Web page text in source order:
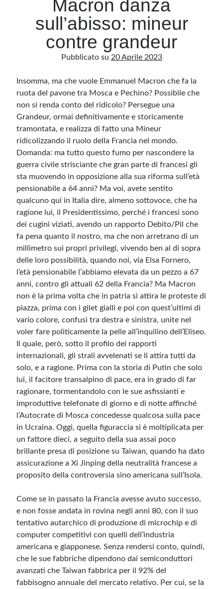
Archivio
Categorie
Categorie
Questo blog non rappresenta una testata giornalistica, in quanto viene aggiornato
senza alcuna periodicità. Non può pertanto considerarsi un prodotto editoriale ai
sensi della legge n· 62 del 7.03.2001. L’autore non è responsabile di quanto
pubblicato dai lettori nei commenti ai vari post. Saranno comunque cancellati quelli
ritenuti offensivi o lesivi dell’immagine o dell’onorabilità di terzi, di genere spam,
razzisti o che contengano dati personali non conformi al rispetto delle norme sulla
privacy. Alcune immagini inserite in questo blog sono tratte da Internet e, pertanto,
considerate di pubblico dominio. Qualora la loro pubblicazione violasse eventuali
immediatamente rimosse. L’autore del blog non è responsabile dei siti collegati
Meta
Feed dei contenuti
Feed dei commenti
WordPress.org
Macron danza
sull’abisso: mineur
contre grandeur
Pubblicato su 20 Aprile 2023
Insomma, ma che vuole Emmanuel Macron che fa la
ruota del pavone tra Mosca e Pechino? Possibile che
non si renda conto del ridicolo? Persegue una
Grandeur, ormai definitivamente e storicamente
tramontata, e realizza di fatto una Mineur
ridicolizzando il ruolo della Francia nel mondo.
Domanda: ma tutto questo fumo per nascondere la
guerra civile strisciante che gran parte di francesi gli
sta muovendo in opposizione alla sua riforma sull’età
pensionabile a 64 anni? Ma voi, avete sentito
qualcuno qui in Italia dire, almeno sottovoce, che ha
ragione lui, il Presidentissimo, perché i francesi sono
dei cugini viziati, avendo un rapporto Debito/Pil che
fa pena quanto il nostro, ma che non arretrano di un
millimetro sui propri privilegi, vivendo ben al di sopra
delle loro possibilità, quando noi, via Elsa Fornero,
l’età pensionabile l’abbiamo elevata da un pezzo a 67
anni, contro gli attuali 62 della Francia? Ma Macron
non è la prima volta che in patria si attira le proteste di
piazza, prima con i gilet gialli e poi con quest’ultimi di
vario colore, confusi tra destra e sinistra, unite nel
voler fare politicamente la pelle all’inquilino dell’Eliseo.
Il quale, però, sotto il profilo dei rapporti
internazionali, gli strali avvelenati se li attira tutti da
solo, e a ragione. Prima con la storia di Putin che solo
lui, il facitore transalpino di pace, era in grado di far
ragionare, tormentandolo con le sue asfissianti e
improduttive telefonate di giorno e di notte affinché
l’Autocrate di Mosca concedesse qualcosa sulla pace
in Ucraina. Oggi, quella figuraccia si è moltiplicata per
un fattore dieci, a seguito della sua assai poco
brillante presa di posizione su Taiwan, quando ha dato
assicurazione a Xi Jinping della neutralità francese a
proposito della controversia sino americana sull’Isola.
Come se in passato la Francia avesse avuto successo,
e non fosse andata in rovina negli anni 80, con il suo
tentativo autarchico di produzione di microchip e di
computer competitivi con quelli dell’industria
americana e giapponese. Senza rendersi conto, quindi,
che le sue fabbriche dipendono dai semiconduttori
avanzati che Taiwan fabbrica per il 92% del
fabbisogno annuale del mercato relativo. Per cui, se la